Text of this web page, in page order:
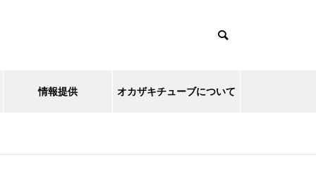
情報提供 オカザキチューブについて